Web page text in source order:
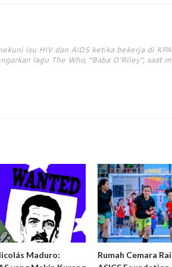
isu HIV dan AIDS ketika bekerja di
lagu The Who, “Baba O’Riley”, saat
Maduro:
Rumah Cemara